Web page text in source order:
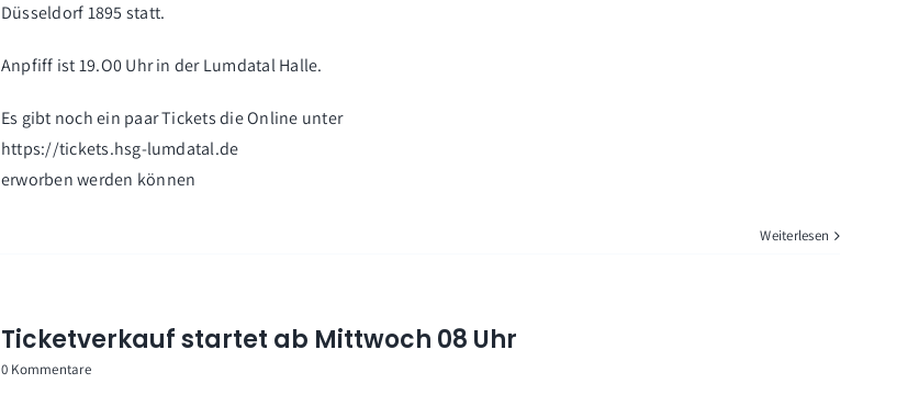
Düsseldorf 1895 statt.
Anpfiff ist 19.O0 Uhr in der Lumdatal Halle.
Es gibt noch ein paar Tickets die Online unter
https://tickets.hsg-lumdatal.de
erworben werden können
Weiterlesen
Ticketverkauf startet ab Mittwoch 08 Uhr
0 Kommentare